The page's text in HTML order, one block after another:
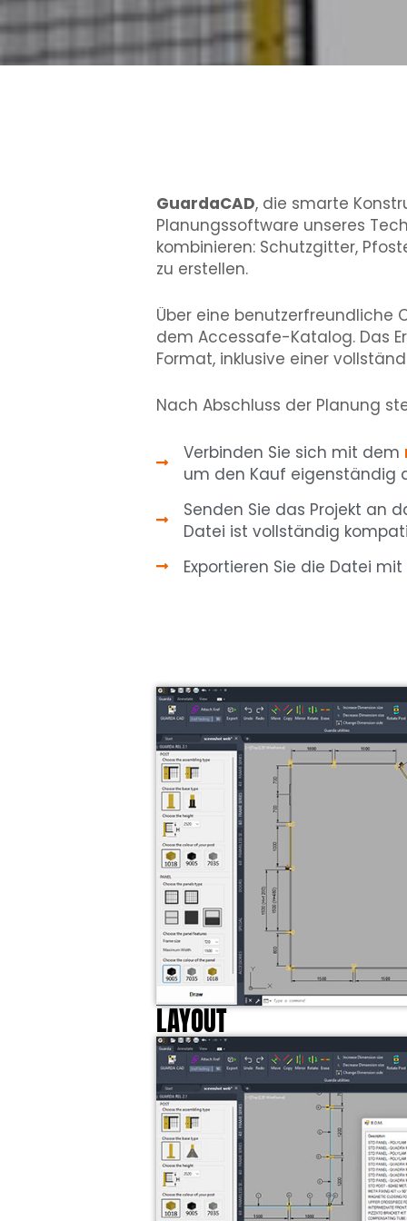
GuardaCAD, die smarte
Planungssoftware unseres
kombinieren: Schutzgitter,
zu erstellen.
Über eine benutzerfreundliche
dem Accessafe-Katalog. Das
Format, inklusive einer
Nach Abschluss der Planung
Verbinden Sie sich mit dem
um den Kauf eigenständig
Senden Sie das Projekt an
Datei ist vollständig
Exportieren Sie die Datei
LAYOUT